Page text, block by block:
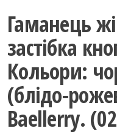
Гаманець
застібка
Кольори:
(блідо-
Baellerry.